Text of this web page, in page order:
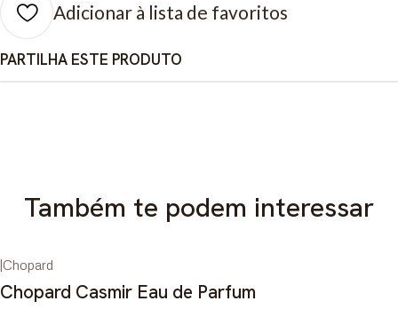
Adicionar à lista de favoritos
PARTILHA ESTE PRODUTO
Também te podem interessar
|Chopard
Chopard Casmir Eau de Parfum